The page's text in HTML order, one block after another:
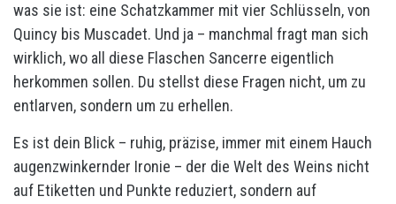
was sie ist: eine Schatzkammer mit vier Schlüsseln, von
Quincy bis Muscadet. Und ja – manchmal fragt man sich
wirklich, wo all diese Flaschen Sancerre eigentlich
herkommen sollen. Du stellst diese Fragen nicht, um zu
entlarven, sondern um zu erhellen.
Es ist dein Blick – ruhig, präzise, immer mit einem Hauch
augenzwinkernder Ironie – der die Welt des Weins nicht
auf Etiketten und Punkte reduziert, sondern auf